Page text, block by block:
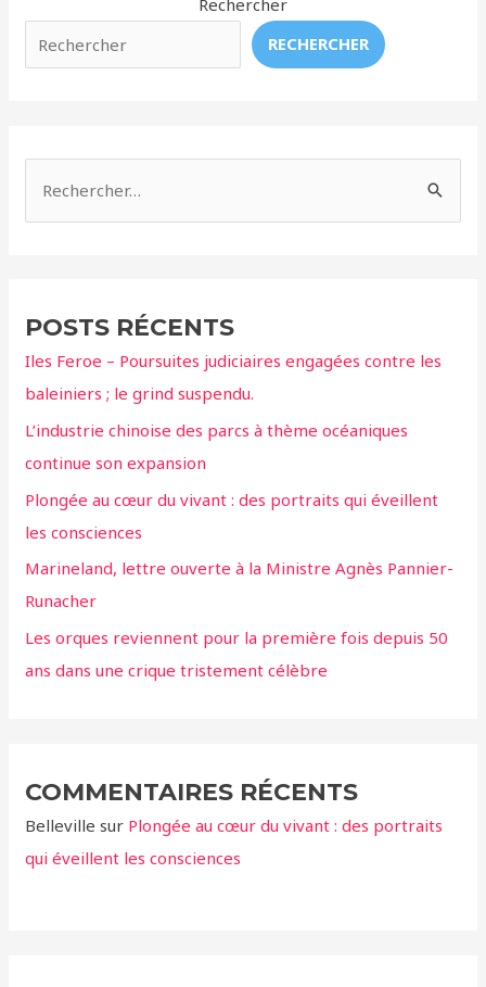
RECHERCHER
r
c
h
e
r
:
POSTS RÉCENTS
Iles Feroe – Poursuites judiciaires engagées contre les
baleiniers ; le grind suspendu.
L’industrie chinoise des parcs à thème océaniques
continue son expansion
Plongée au cœur du vivant : des portraits qui éveillent
les consciences
Marineland, lettre ouverte à la Ministre Agnès Pannier-
Runacher
Les orques reviennent pour la première fois depuis 50
ans dans une crique tristement célèbre
COMMENTAIRES RÉCENTS
Belleville sur Plongée au cœur du vivant : des portraits
qui éveillent les consciences